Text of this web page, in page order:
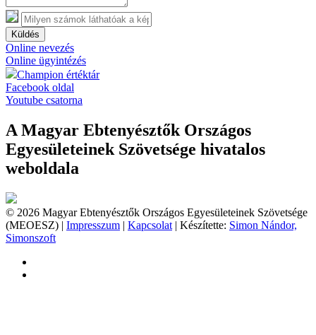
Küldés
Online nevezés
Online ügyintézés
Champion értéktár
Facebook oldal
Youtube csatorna
A Magyar Ebtenyésztők Országos
Egyesületeinek Szövetsége hivatalos
weboldala
© 2026 Magyar Ebtenyésztők Országos Egyesületeinek Szövetsége
(MEOESZ) | Impresszum | Kapcsolat | Készítette: Simon Nándor,
Simonszoft